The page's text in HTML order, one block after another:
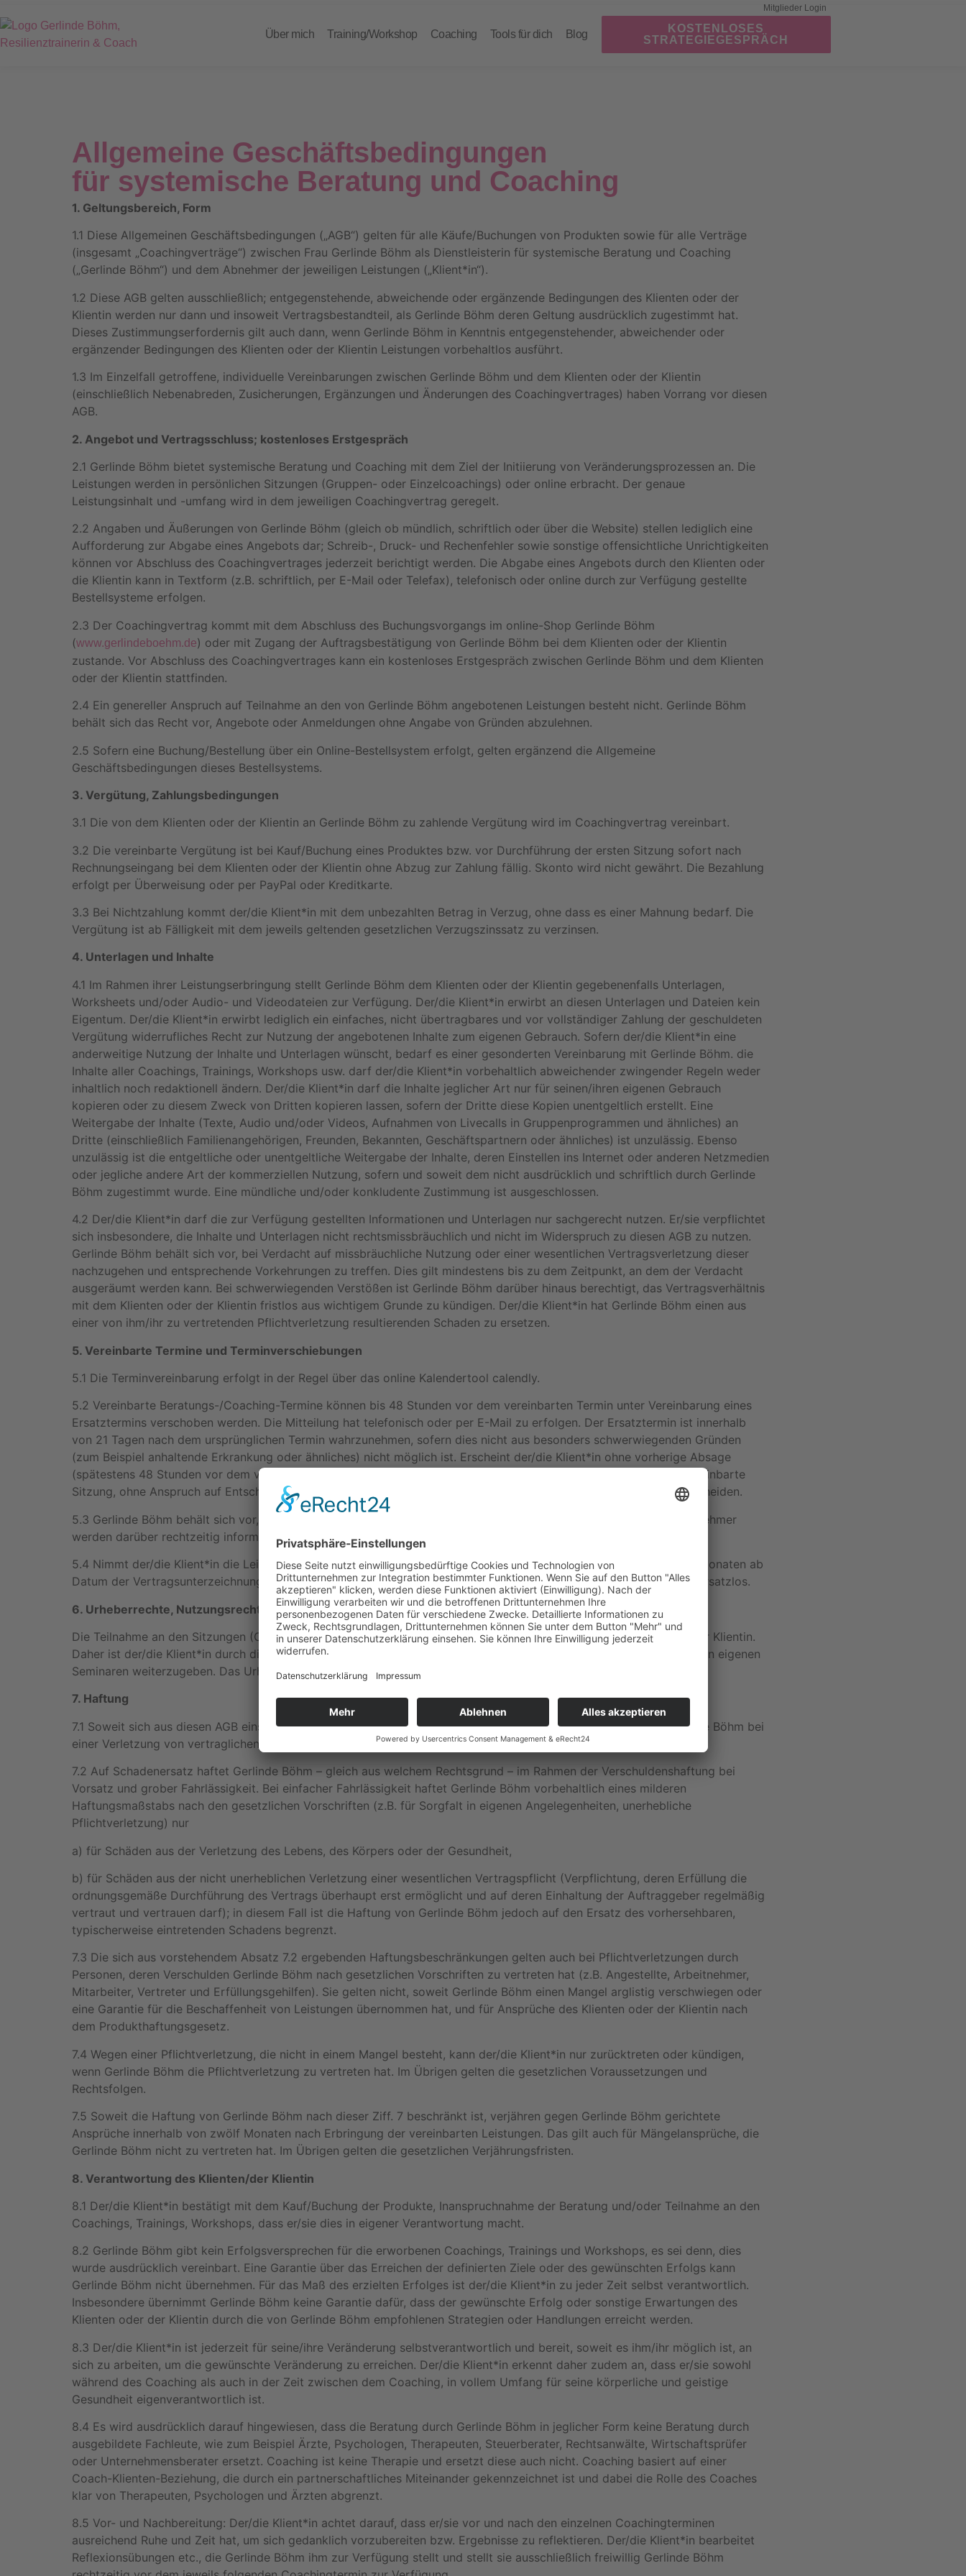
Mitglieder Login
Über mich Training/Workshop Coaching Tools für dich Blog
KOSTENLOSES
STRATEGIEGESPRÄCH
Allgemeine Geschäftsbedingungen
für systemische Beratung und Coaching
1. Geltungsbereich, Form
1.1 Diese Allgemeinen Geschäftsbedingungen („AGB“) gelten für alle Käufe/Buchungen von Produkten sowie für alle Verträge
(insgesamt „Coachingverträge“) zwischen Frau Gerlinde Böhm als Dienstleisterin für systemische Beratung und Coaching
(„Gerlinde Böhm“) und dem Abnehmer der jeweiligen Leistungen („Klient*in“).
1.2 Diese AGB gelten ausschließlich; entgegenstehende, abweichende oder ergänzende Bedingungen des Klienten oder der
Klientin werden nur dann und insoweit Vertragsbestandteil, als Gerlinde Böhm deren Geltung ausdrücklich zugestimmt hat.
Dieses Zustimmungserfordernis gilt auch dann, wenn Gerlinde Böhm in Kenntnis entgegenstehender, abweichender oder
ergänzender Bedingungen des Klienten oder der Klientin Leistungen vorbehaltlos ausführt.
1.3 Im Einzelfall getroffene, individuelle Vereinbarungen zwischen Gerlinde Böhm und dem Klienten oder der Klientin
(einschließlich Nebenabreden, Zusicherungen, Ergänzungen und Änderungen des Coachingvertrages) haben Vorrang vor diesen
AGB.
2. Angebot und Vertragsschluss; kostenloses Erstgespräch
2.1 Gerlinde Böhm bietet systemische Beratung und Coaching mit dem Ziel der Initiierung von Veränderungsprozessen an. Die
Leistungen werden in persönlichen Sitzungen (Gruppen- oder Einzelcoachings) oder online erbracht. Der genaue
Leistungsinhalt und -umfang wird in dem jeweiligen Coachingvertrag geregelt.
2.2 Angaben und Äußerungen von Gerlinde Böhm (gleich ob mündlich, schriftlich oder über die Website) stellen lediglich eine
Aufforderung zur Abgabe eines Angebots dar; Schreib-, Druck- und Rechenfehler sowie sonstige offensichtliche Unrichtigkeiten
können vor Abschluss des Coachingvertrages jederzeit berichtigt werden. Die Abgabe eines Angebots durch den Klienten oder
die Klientin kann in Textform (z.B. schriftlich, per E-Mail oder Telefax), telefonisch oder online durch zur Verfügung gestellte
Bestellsysteme erfolgen.
2.3 Der Coachingvertrag kommt mit dem Abschluss des Buchungsvorgangs im online-Shop Gerlinde Böhm
(www.gerlindeboehm.de) oder mit Zugang der Auftragsbestätigung von Gerlinde Böhm bei dem Klienten oder der Klientin
zustande. Vor Abschluss des Coachingvertrages kann ein kostenloses Erstgespräch zwischen Gerlinde Böhm und dem Klienten
oder der Klientin stattfinden.
2.4 Ein genereller Anspruch auf Teilnahme an den von Gerlinde Böhm angebotenen Leistungen besteht nicht. Gerlinde Böhm
behält sich das Recht vor, Angebote oder Anmeldungen ohne Angabe von Gründen abzulehnen.
2.5 Sofern eine Buchung/Bestellung über ein Online-Bestellsystem erfolgt, gelten ergänzend die Allgemeine
Geschäftsbedingungen dieses Bestellsystems.
3. Vergütung, Zahlungsbedingungen
3.1 Die von dem Klienten oder der Klientin an Gerlinde Böhm zu zahlende Vergütung wird im Coachingvertrag vereinbart.
3.2 Die vereinbarte Vergütung ist bei Kauf/Buchung eines Produktes bzw. vor Durchführung der ersten Sitzung sofort nach
Rechnungseingang bei dem Klienten oder der Klientin ohne Abzug zur Zahlung fällig. Skonto wird nicht gewährt. Die Bezahlung
erfolgt per Überweisung oder per PayPal oder Kreditkarte.
3.3 Bei Nichtzahlung kommt der/die Klient*in mit dem unbezahlten Betrag in Verzug, ohne dass es einer Mahnung bedarf. Die
Vergütung ist ab Fälligkeit mit dem jeweils geltenden gesetzlichen Verzugszinssatz zu verzinsen.
4. Unterlagen und Inhalte
4.1 Im Rahmen ihrer Leistungserbringung stellt Gerlinde Böhm dem Klienten oder der Klientin gegebenenfalls Unterlagen,
Worksheets und/oder Audio- und Videodateien zur Verfügung. Der/die Klient*in erwirbt an diesen Unterlagen und Dateien kein
Eigentum. Der/die Klient*in erwirbt lediglich ein einfaches, nicht übertragbares und vor vollständiger Zahlung der geschuldeten
Vergütung widerrufliches Recht zur Nutzung der angebotenen Inhalte zum eigenen Gebrauch. Sofern der/die Klient*in eine
anderweitige Nutzung der Inhalte und Unterlagen wünscht, bedarf es einer gesonderten Vereinbarung mit Gerlinde Böhm. die
Inhalte aller Coachings, Trainings, Workshops usw. darf der/die Klient*in vorbehaltlich abweichender zwingender Regeln weder
inhaltlich noch redaktionell ändern. Der/die Klient*in darf die Inhalte jeglicher Art nur für seinen/ihren eigenen Gebrauch
kopieren oder zu diesem Zweck von Dritten kopieren lassen, sofern der Dritte diese Kopien unentgeltlich erstellt. Eine
Weitergabe der Inhalte (Texte, Audio und/oder Videos, Aufnahmen von Livecalls in Gruppenprogrammen und ähnliches) an
Dritte (einschließlich Familienangehörigen, Freunden, Bekannten, Geschäftspartnern oder ähnliches) ist unzulässig. Ebenso
unzulässig ist die entgeltliche oder unentgeltliche Weitergabe der Inhalte, deren Einstellen ins Internet oder anderen Netzmedien
oder jegliche andere Art der kommerziellen Nutzung, sofern und soweit dem nicht ausdrücklich und schriftlich durch Gerlinde
Böhm zugestimmt wurde. Eine mündliche und/oder konkludente Zustimmung ist ausgeschlossen.
4.2 Der/die Klient*in darf die zur Verfügung gestellten Informationen und Unterlagen nur sachgerecht nutzen. Er/sie verpflichtet
sich insbesondere, die Inhalte und Unterlagen nicht rechtsmissbräuchlich und nicht im Widerspruch zu diesen AGB zu nutzen.
Gerlinde Böhm behält sich vor, bei Verdacht auf missbräuchliche Nutzung oder einer wesentlichen Vertragsverletzung dieser
nachzugehen und entsprechende Vorkehrungen zu treffen. Dies gilt mindestens bis zu dem Zeitpunkt, an dem der Verdacht
ausgeräumt werden kann. Bei schwerwiegenden Verstößen ist Gerlinde Böhm darüber hinaus berechtigt, das Vertragsverhältnis
mit dem Klienten oder der Klientin fristlos aus wichtigem Grunde zu kündigen. Der/die Klient*in hat Gerlinde Böhm einen aus
einer von ihm/ihr zu vertretenden Pflichtverletzung resultierenden Schaden zu ersetzen.
5. Vereinbarte Termine und Terminverschiebungen
5.1 Die Terminvereinbarung erfolgt in der Regel über das online Kalendertool calendly.
5.2 Vereinbarte Beratungs-/Coaching-Termine können bis 48 Stunden vor dem vereinbarten Termin unter Vereinbarung eines
Ersatztermins verschoben werden. Die Mitteilung hat telefonisch oder per E-Mail zu erfolgen. Der Ersatztermin ist innerhalb
von 21 Tagen nach dem ursprünglichen Termin wahrzunehmen, sofern dies nicht aus besonders schwerwiegenden Gründen
(zum Beispiel anhaltende Erkrankung oder ähnliches) nicht möglich ist. Erscheint der/die Klient*in ohne vorherige Absage
(spätestens 48 Stunden vor dem vereinbarten Termin) nicht zum vereinbarten Termin, verfällt grundsätzlich die vereinbarte
Sitzung, ohne Anspruch auf Entschädigung. Gerlinde Böhm behält sich das Recht vor, in Einzelfällen anders zu entscheiden.
5.3 Gerlinde Böhm behält sich vor, Termine für Einzelcoachings ohne Angabe von Gründen zu verschieben. Die Teilnehmer
werden darüber rechtzeitig informiert und ein Ersatztermin wird vereinbart.
5.4 Nimmt der/die Klient*in die Leistungen des gebuchten Produktes oder Coaching-Paketes nicht innerhalb von 9 Monaten ab
Datum der Vertragsunterzeichnung in Anspruch, verfallen die bis dahin nicht in Anspruch genommenen Leistungen ersatzlos.
6. Urheberrechte, Nutzungsrechte
Die Teilnahme an den Sitzungen (Coachings, Trainings, Workshops) dient der eigenen Schulung des Klienten oder der Klientin.
Daher ist der/die Klient*in durch die Teilnahme grundsätzlich nicht berechtigt, die gelehrten und vermittelten Inhalte in eigenen
Seminaren weiterzugeben. Das Urheberrecht von Gerlinde Böhm ist zu achten.
7. Haftung
7.1 Soweit sich aus diesen AGB einschließlich der nachfolgenden Bestimmungen nichts anderes ergibt, haftet Gerlinde Böhm bei
einer Verletzung von vertraglichen und außervertraglichen Pflichten nach den gesetzlichen Vorschriften.
7.2 Auf Schadenersatz haftet Gerlinde Böhm – gleich aus welchem Rechtsgrund – im Rahmen der Verschuldenshaftung bei
Vorsatz und grober Fahrlässigkeit. Bei einfacher Fahrlässigkeit haftet Gerlinde Böhm vorbehaltlich eines milderen
Haftungsmaßstabs nach den gesetzlichen Vorschriften (z.B. für Sorgfalt in eigenen Angelegenheiten, unerhebliche
Pflichtverletzung) nur
a) für Schäden aus der Verletzung des Lebens, des Körpers oder der Gesundheit,
b) für Schäden aus der nicht unerheblichen Verletzung einer wesentlichen Vertragspflicht (Verpflichtung, deren Erfüllung die
ordnungsgemäße Durchführung des Vertrags überhaupt erst ermöglicht und auf deren Einhaltung der Auftraggeber regelmäßig
vertraut und vertrauen darf); in diesem Fall ist die Haftung von Gerlinde Böhm jedoch auf den Ersatz des vorhersehbaren,
typischerweise eintretenden Schadens begrenzt.
7.3 Die sich aus vorstehendem Absatz 7.2 ergebenden Haftungsbeschränkungen gelten auch bei Pflichtverletzungen durch
Personen, deren Verschulden Gerlinde Böhm nach gesetzlichen Vorschriften zu vertreten hat (z.B. Angestellte, Arbeitnehmer,
Mitarbeiter, Vertreter und Erfüllungsgehilfen). Sie gelten nicht, soweit Gerlinde Böhm einen Mangel arglistig verschwiegen oder
eine Garantie für die Beschaffenheit von Leistungen übernommen hat, und für Ansprüche des Klienten oder der Klientin nach
dem Produkthaftungsgesetz.
7.4 Wegen einer Pflichtverletzung, die nicht in einem Mangel besteht, kann der/die Klient*in nur zurücktreten oder kündigen,
wenn Gerlinde Böhm die Pflichtverletzung zu vertreten hat. Im Übrigen gelten die gesetzlichen Voraussetzungen und
Rechtsfolgen.
7.5 Soweit die Haftung von Gerlinde Böhm nach dieser Ziff. 7 beschränkt ist, verjähren gegen Gerlinde Böhm gerichtete
Ansprüche innerhalb von zwölf Monaten nach Erbringung der vereinbarten Leistungen. Das gilt auch für Mängelansprüche, die
Gerlinde Böhm nicht zu vertreten hat. Im Übrigen gelten die gesetzlichen Verjährungsfristen.
8. Verantwortung des Klienten/der Klientin
8.1 Der/die Klient*in bestätigt mit dem Kauf/Buchung der Produkte, Inanspruchnahme der Beratung und/oder Teilnahme an den
Coachings, Trainings, Workshops, dass er/sie dies in eigener Verantwortung macht.
8.2 Gerlinde Böhm gibt kein Erfolgsversprechen für die erworbenen Coachings, Trainings und Workshops, es sei denn, dies
wurde ausdrücklich vereinbart. Eine Garantie über das Erreichen der definierten Ziele oder des gewünschten Erfolgs kann
Gerlinde Böhm nicht übernehmen. Für das Maß des erzielten Erfolges ist der/die Klient*in zu jeder Zeit selbst verantwortlich.
Insbesondere übernimmt Gerlinde Böhm keine Garantie dafür, dass der gewünschte Erfolg oder sonstige Erwartungen des
Klienten oder der Klientin durch die von Gerlinde Böhm empfohlenen Strategien oder Handlungen erreicht werden.
8.3 Der/die Klient*in ist jederzeit für seine/ihre Veränderung selbstverantwortlich und bereit, soweit es ihm/ihr möglich ist, an
sich zu arbeiten, um die gewünschte Veränderung zu erreichen. Der/die Klient*in erkennt daher zudem an, dass er/sie sowohl
während des Coaching als auch in der Zeit zwischen dem Coaching, in vollem Umfang für seine körperliche und geistige
Gesundheit eigenverantwortlich ist.
8.4 Es wird ausdrücklich darauf hingewiesen, dass die Beratung durch Gerlinde Böhm in jeglicher Form keine Beratung durch
ausgebildete Fachleute, wie zum Beispiel Ärzte, Psychologen, Therapeuten, Steuerberater, Rechtsanwälte, Wirtschaftsprüfer
oder Unternehmensberater ersetzt. Coaching ist keine Therapie und ersetzt diese auch nicht. Coaching basiert auf einer
Coach-Klienten-Beziehung, die durch ein partnerschaftliches Miteinander gekennzeichnet ist und dabei die Rolle des Coaches
klar von Therapeuten, Psychologen und Ärzten abgrenzt.
8.5 Vor- und Nachbereitung: Der/die Klient*in achtet darauf, dass er/sie vor und nach den einzelnen Coachingterminen
ausreichend Ruhe und Zeit hat, um sich gedanklich vorzubereiten bzw. Ergebnisse zu reflektieren. Der/die Klient*in bearbeitet
Reflexionsübungen etc., die Gerlinde Böhm ihm zur Verfügung stellt und stellt sie ausschließlich freiwillig Gerlinde Böhm